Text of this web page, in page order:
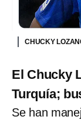
CHUCKY
El Chucky
Turquía;
Se han